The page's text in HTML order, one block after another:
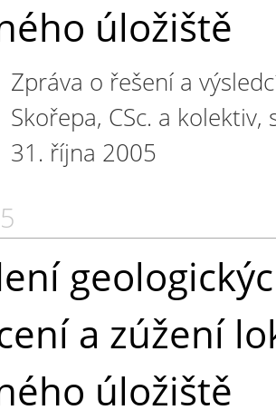
úložiště
Zpráva o řešení a
Skořepa, CSc. a
31. října 2005
a zúžení
úložiště